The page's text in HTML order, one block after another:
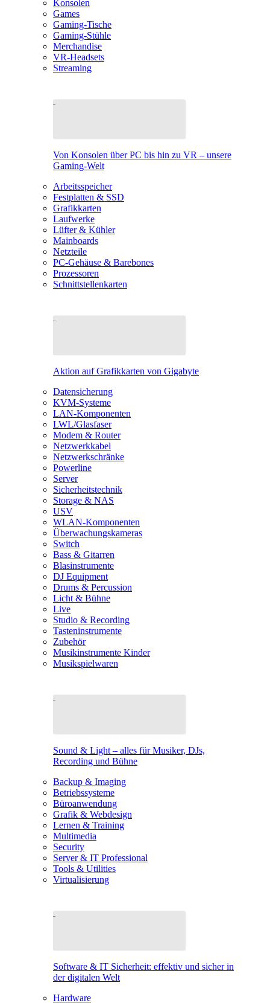
Konsolen
Games
Gaming-Tische
Gaming-Stühle
Merchandise
VR-Headsets
Streaming
Von Konsolen über PC bis hin zu VR – unsere
Gaming-Welt
Arbeitsspeicher
Festplatten & SSD
Grafikkarten
Laufwerke
Lüfter & Kühler
Mainboards
Netzteile
PC-Gehäuse & Barebones
Prozessoren
Schnittstellenkarten
Aktion auf Grafikkarten von Gigabyte
Datensicherung
KVM-Systeme
LAN-Komponenten
LWL/Glasfaser
Modem & Router
Netzwerkkabel
Netzwerkschränke
Powerline
Server
Sicherheitstechnik
Storage & NAS
USV
WLAN-Komponenten
Überwachungskameras
Switch
Bass & Gitarren
Blasinstrumente
DJ Equipment
Drums & Percussion
Licht & Bühne
Live
Studio & Recording
Tasteninstrumente
Zubehör
Musikinstrumente Kinder
Musikspielwaren
Sound & Light – alles für Musiker, DJs,
Recording und Bühne
Backup & Imaging
Betriebssysteme
Büroanwendung
Grafik & Webdesign
Lernen & Training
Multimedia
Security
Server & IT Professional
Tools & Utilities
Virtualisierung
Software & IT Sicherheit: effektiv und sicher in
der digitalen Welt
Hardware